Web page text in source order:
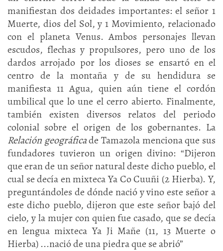
manifiestan dos deidades importantes: el señor 1
Muerte, dios del Sol, y 1 Movimiento, relacionado
con el planeta Venus. Ambos personajes llevan
escudos, flechas y propulsores, pero uno de los
dardos arrojado por los dioses se ensartó en el
centro de la montaña y de su hendidura se
manifiesta 11 Agua, quien aún tiene el cordón
umbilical que lo une el cerro abierto. Finalmente,
también existen diversos relatos del periodo
colonial sobre el origen de los gobernantes. La
Relación geográficade Tamazola menciona que sus
fundadores tuvieron un origen divino: “Dijeron
que eran de un señor natural deste dicho pueblo, el
cual se decía en mixteca Ya Co Cuuñi (2 Hierba). Y,
preguntándoles de dónde nació y vino este señor a
este dicho pueblo, dijeron que este señor bajó del
cielo, y la mujer con quien fue casado, que se decía
en lengua mixteca Ya Ji Mañe (11, 13 Muerte o
Hierba) ...nació de una piedra que se abrió”